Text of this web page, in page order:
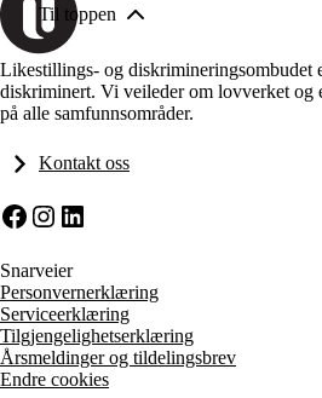
Til toppen
Likestillings- og diskrimineringsombudet
diskriminert. Vi veileder om lovverket og
på alle samfunnsområder.
Kontakt oss
Facebook
Instagram
LinkedIn
Snarveier
Personvernerklæring
Serviceerklæring
Tilgjengelighetserklæring
Årsmeldinger og tildelingsbrev
Endre cookies